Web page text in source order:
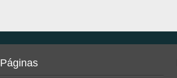
Páginas